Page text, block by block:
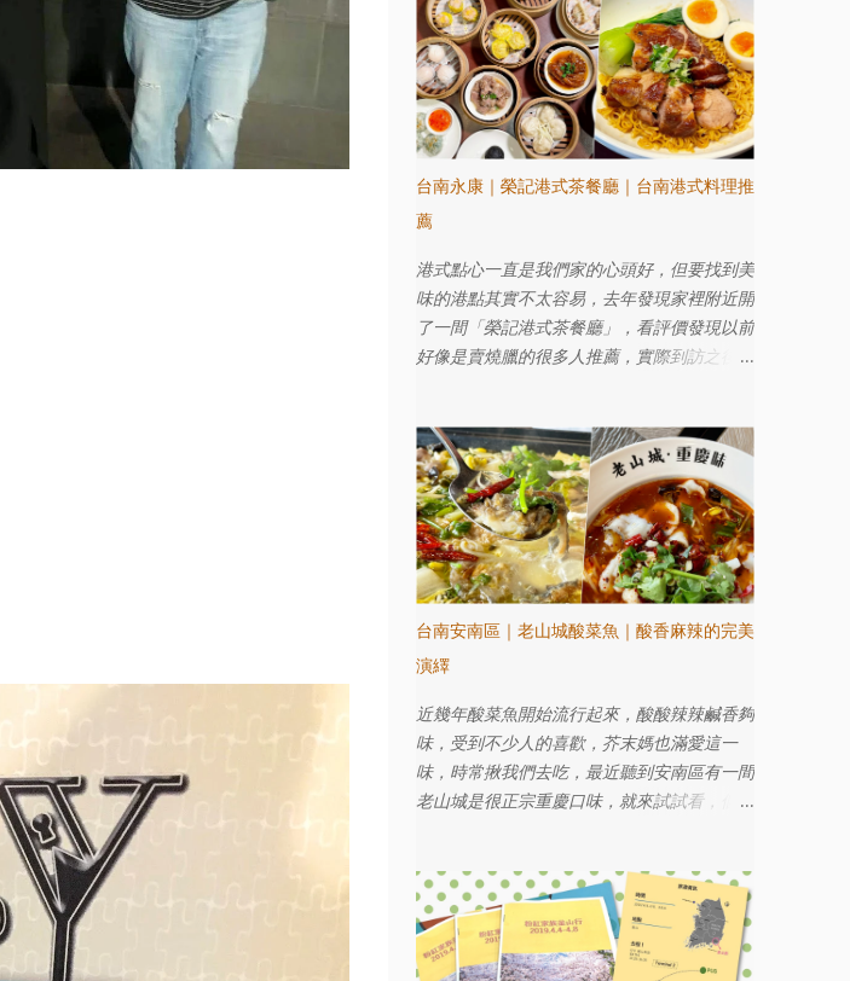
台南永康｜榮記港式茶餐廳｜台南港式料理推
薦
港式點心一直是我們家的心頭好，但要找到美
味的港點其實不太容易，去年發現家裡附近開
了一間「榮記港式茶餐廳」，看評價發現以前
好像是賣燒臘的很多人推薦，實際到訪之後味
台南安南區｜老山城酸菜魚｜酸香麻辣的完美
演繹
近幾年酸菜魚開始流行起來，酸酸辣辣鹹香夠
味，受到不少人的喜歡，芥末媽也滿愛這一
味，時常揪我們去吃，最近聽到安南區有一間
老山城是很正宗重慶口味，就來試試看，個人